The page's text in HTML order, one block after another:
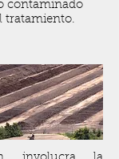
contaminado
tratamiento.